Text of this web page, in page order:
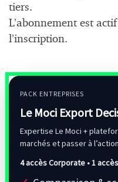
tiers.
L’abonnement est
l’inscription.
PACK ENTREPRISES
Le Moci Export
Expertise Le Moci +
marchés et passer à
4 accès Corporate • 1